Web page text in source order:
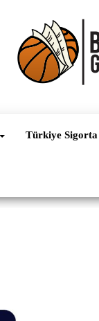
Türkiye